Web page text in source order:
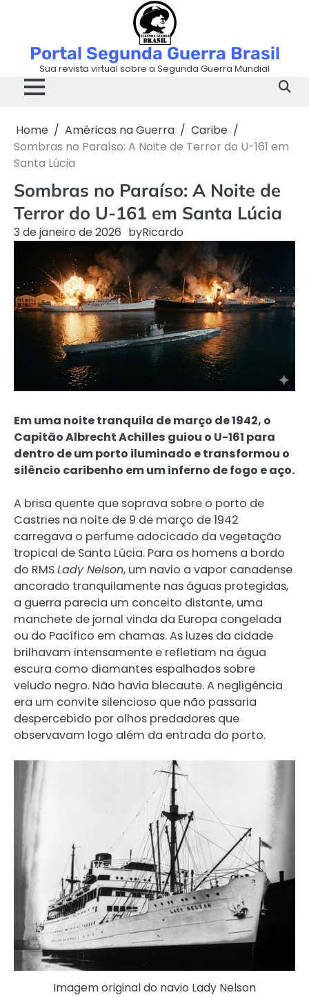
Portal Segunda Guerra Brasil
Sua revista virtual sobre a Segunda Guerra Mundial
Home Américas na Guerra
Caribe
Sombras no Paraíso: A Noite de Terror do U-161 em
Santa Lúcia
Sombras no Paraíso: A Noite de
Terror do U-161 em Santa Lúcia
3 de janeiro de 2026 byRicardo
Em uma noite tranquila de março de 1942, o
Capitão Albrecht Achilles guiou o U-161 para
dentro de um porto iluminado e transformou o
silêncio caribenho em um inferno de fogo e aço.
A brisa quente que soprava sobre o porto de
Castries na noite de 9 de março de 1942
carregava o perfume adocicado da vegetação
tropical de Santa Lúcia. Para os homens a bordo
do RMSLady Nelson, um navio a vapor canadense
ancorado tranquilamente nas águas protegidas,
a guerra parecia um conceito distante, uma
manchete de jornal vinda da Europa congelada
ou do Pacífico em chamas. As luzes da cidade
brilhavam intensamente e refletiam na água
escura como diamantes espalhados sobre
veludo negro. Não havia blecaute. A negligência
era um convite silencioso que não passaria
despercebido por olhos predadores que
observavam logo além da entrada do porto.
Imagem original do navio Lady Nelson